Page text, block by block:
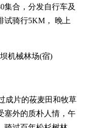
集合，分发自行车及
试骑行5KM， 晚上
机械林场(宿)
成片的莜麦田和牧草
塞外的质朴人情，午